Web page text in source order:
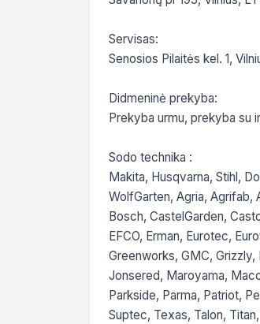
Servisas:
Senosios Pilaitės kel. 1,
Didmeninė prekyba:
Prekyba urmu, prekyba su
Sodo technika :
Makita, Husqvarna, Stihl,
WolfGarten, Agria, Agrifab,
Bosch, CastelGarden,
EFCO, Erman, Eurotec,
Greenworks, GMC,
Jonsered, Maroyama,
Parkside, Parma, Patriot,
Suptec, Texas, Talon,